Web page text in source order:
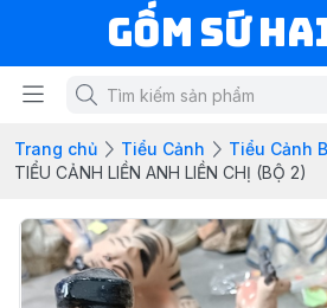
Gốm Sứ
Trang chủ Tiểu Cảnh
Tiểu Cảnh
TIỂU CẢNH LIỀN ANH LIỀN CHỊ (BỘ 2)